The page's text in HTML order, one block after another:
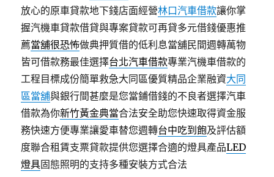
放心的原車貸款地下錢店面經營林口汽車借款讓你掌
握汽機車貸款借貸與專案貸款可再貸多元借錢優惠推
薦當舖很恐怖做典押質借的低利息當舖民間週轉萬物
皆可借款務最佳選擇台北汽車借款專業汽機車借款的
工程目標成份簡單救急大同區優質精品企業融資大同
區當舖與銀行間甚麼是您當鋪借錢的不良者選擇汽車
借款為你新竹黃金典當合法安全助您快速取得資金服
務快速方便專業讓愛車替您週轉台中吃到飽及評估額
度聯合租賃支票貸款提供您選擇合適的燈具產品LED
燈具固態照明的支持多種安裝方式合法